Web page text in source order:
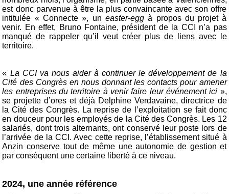
est donc parvenue à être la plus convaincante avec son offre
intitulée « Connecte », un easter-eggà propos du projet à
venir. En effet, Bruno Fontaine, président de la CCI n’a pas
manqué de rappeler qu’il veut créer plus de liens avec le
territoire.
« La CCI va nous aider à continuer le développement de la
Cité des Congrès en nous donnant les contacts pour amener
les entreprises du territoire à venir faire leur événement ici »,
se projette d’ores et déjà Delphine Verdavaine, directrice de
la Cité des Congrès. La reprise de l’exploitation se fait donc
en douceur pour les employés de la Cité des Congrès. Les 12
salariés, dont trois alternants, ont conservé leur poste lors de
l’arrivée de la CCI. Avec cette reprise, l’établissement situé à
Anzin conserve tout de même une autonomie de gestion et
par conséquent une certaine liberté à ce niveau.
2024, une année référence